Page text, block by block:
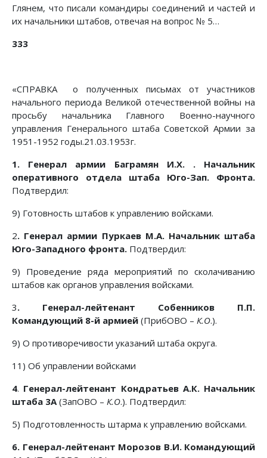
Глянем, что писали командиры соединений и частей и
их начальники штабов, отвечая на вопрос № 5…
333
«СПРАВКА о полученных письмах от участников
начального периода Великой отечественной войны на
просьбу начальника Главного Военно-научного
управления Генерального штаба Советской Армии за
1951-1952 годы.21.03.1953г.
1. Генерал армии Баграмян И.Х. . Начальник
оперативного отдела штаба Юго-Зап. Фронта.
Подтвердил:
9) Готовность штабов к управлению войсками.
2. Генерал армии Пуркаев М.А. Начальник штаба
Юго-Западного фронта. Подтвердил:
9) Проведение ряда мероприятий по сколачиванию
штабов как органов управления войсками.
3. Генерал-лейтенант Собенников П.П.
Командующий 8-й армией (ПрибОВО – К.О.).
9) О противоречивости указаний штаба округа.
11) Об управлении войсками
4. Генерал-лейтенант Кондратьев А.К. Начальник
штаба 3А(ЗапОВО – К.О.). Подтвердил:
5) Подготовленность штарма к управлению войсками.
6. Генерал-лейтенант Морозов В.И. Командующий